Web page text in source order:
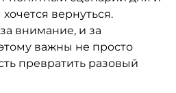
вернуться.
внимание, и за
важны не просто
превратить разовый